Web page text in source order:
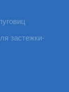
застежки-